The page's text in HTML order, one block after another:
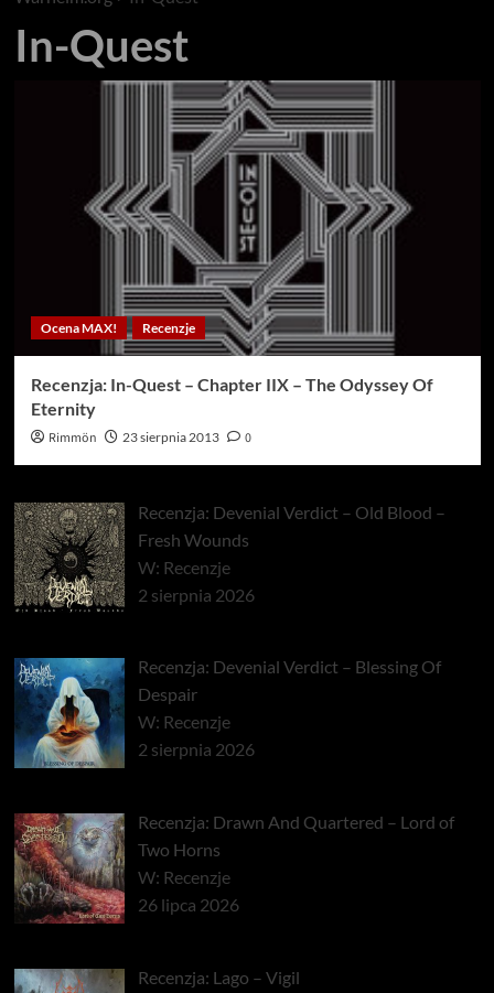
In-Quest
Ocena MAX! Recenzje
Recenzja: In-Quest – Chapter IIX – The Odyssey Of
Eternity
Rimmön 23 sierpnia 2013 0
Recenzja: Devenial Verdict – Old Blood –
Fresh Wounds
W: Recenzje
2 sierpnia 2026
Recenzja: Devenial Verdict – Blessing Of
Despair
W: Recenzje
2 sierpnia 2026
Recenzja: Drawn And Quartered – Lord of
Two Horns
W: Recenzje
26 lipca 2026
Recenzja: Lago – Vigil